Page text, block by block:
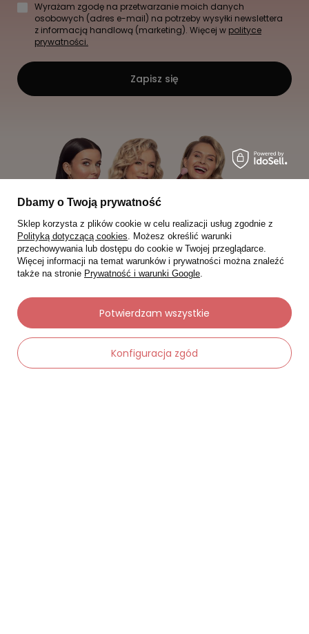
Wyrażam zgodę na przetwarzanie moich danych
osobowych (adres e-mail) na potrzeby wysyłki newslettera
z informacją handlową (marketing). Więcej w polityce
prywatności.
Zapisz się
Moje zamówienia
Status zamówienia
Dbamy o Twoją prywatność
Sklep korzysta z plików cookie w celu realizacji usług zgodnie z
Polityką dotyczącą cookies. Możesz określić warunki
przechowywania lub dostępu do cookie w Twojej przeglądarce.
Więcej informacji na temat warunków i prywatności można znaleźć
także na stronie Prywatność i warunki Google.
Konfiguracja zgód
Potwierdzam wszystkie